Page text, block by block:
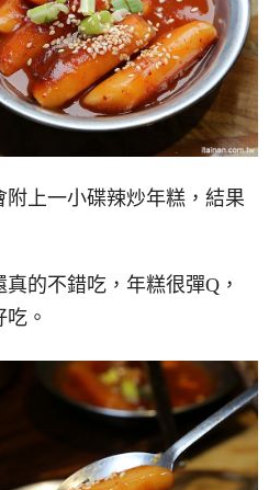
附上一小碟辣炒年糕，結果
的不錯吃，年糕很彈Q，
。